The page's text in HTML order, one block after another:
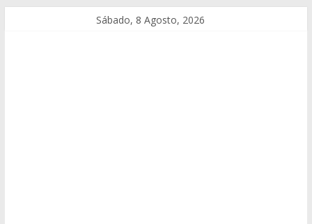
Sábado, 8 Agosto, 2026